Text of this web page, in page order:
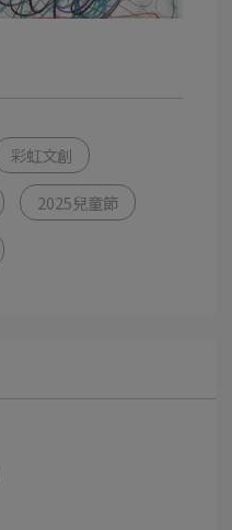
彩虹文創
2025兒童節